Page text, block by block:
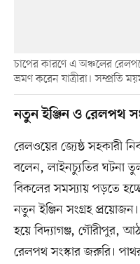
চাপের কারণে এ অঞ্চলের
ভ্রমণ করেন যাত্রীরা। সম্প্রতি
নতুন ইঞ্জিন ও রেলপথ
রেলওয়ের জ্যেষ্ঠ সহকারী
বলেন, লাইনচ্যুতির ঘটনা
বিকলের সমস্যায় পড়তে
নতুন ইঞ্জিন সংগ্রহ
হয়ে বিদ্যাগঞ্জ, গৌরীপুর,
রেলপথ সংস্কার জরুরি।